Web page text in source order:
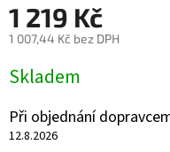
1 219 Kč
1 007,44 Kč bez DPH
cena:
Skladem
Při objednání
12.8.2026